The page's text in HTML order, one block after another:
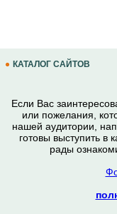
КАТАЛОГ САЙТОВ
Если Вас
или пожелания,
нашей аудитории,
готовы выступить в
рады